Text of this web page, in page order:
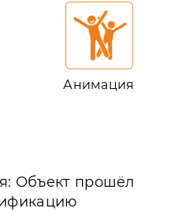
Анимация
Объект прошёл